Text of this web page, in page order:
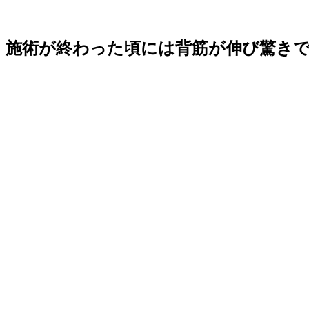
施術が終わった頃には背筋が伸び驚き